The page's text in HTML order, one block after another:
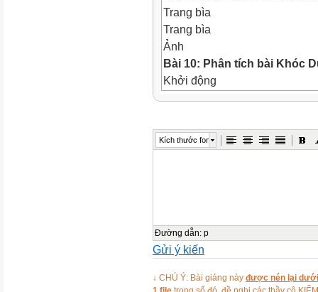
Trang bìa
Trang bìa
Ảnh
Bài 10: Phân tích bài Khóc
Khởi động
Ảnh
Ảnh
Đọc trực tiếp văn bản với tốc
dẫn chứng được dẫn ra từ tác
Ảnh
Kích thước font
Đường dẫn: p
Gửi ý kiến
↓ CHÚ Ý: Bài giảng này được nén lại